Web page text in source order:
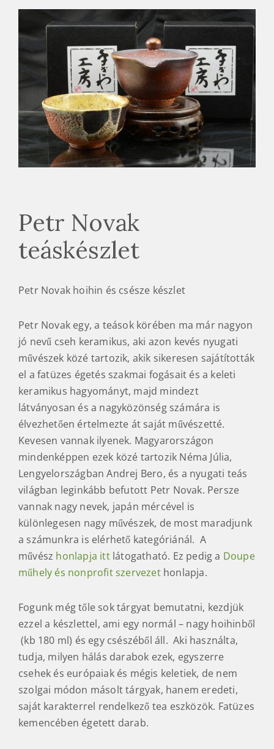
Petr Novak
teáskészlet
Petr Novak hoihin és csésze készlet
Petr Novak egy, a teások körében ma már nagyon
jó nevű cseh keramikus, aki azon kevés nyugati
művészek közé tartozik, akik sikeresen sajátították
el a fatüzes égetés szakmai fogásait és a keleti
keramikus hagyományt, majd mindezt
látványosan és a nagyközönség számára is
élvezhetően értelmezte át saját művészetté.
Kevesen vannak ilyenek. Magyarországon
mindenképpen ezek közé tartozik Néma Júlia,
Lengyelországban Andrej Bero, és a nyugati teás
világban leginkább befutott Petr Novak. Persze
vannak nagy nevek, japán mércével is
különlegesen nagy művészek, de most maradjunk
a számunkra is elérhető kategóriánál. A
művész honlapja itt látogatható. Ez pedig a Doupe
műhely és nonprofit szervezet honlapja.
Fogunk még tőle sok tárgyat bemutatni, kezdjük
ezzel a készlettel, ami egy normál – nagy hoihinből
(kb 180 ml) és egy csészéből áll. Aki használta,
tudja, milyen hálás darabok ezek, egyszerre
csehek és európaiak és mégis keletiek, de nem
szolgai módon másolt tárgyak, hanem eredeti,
saját karakterrel rendelkező tea eszközök. Fatüzes
kemencében égetett darab.